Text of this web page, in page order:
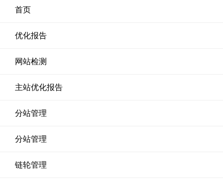
首页
优化报告
网站检测
主站优化报告
分站管理
分站管理
链轮管理